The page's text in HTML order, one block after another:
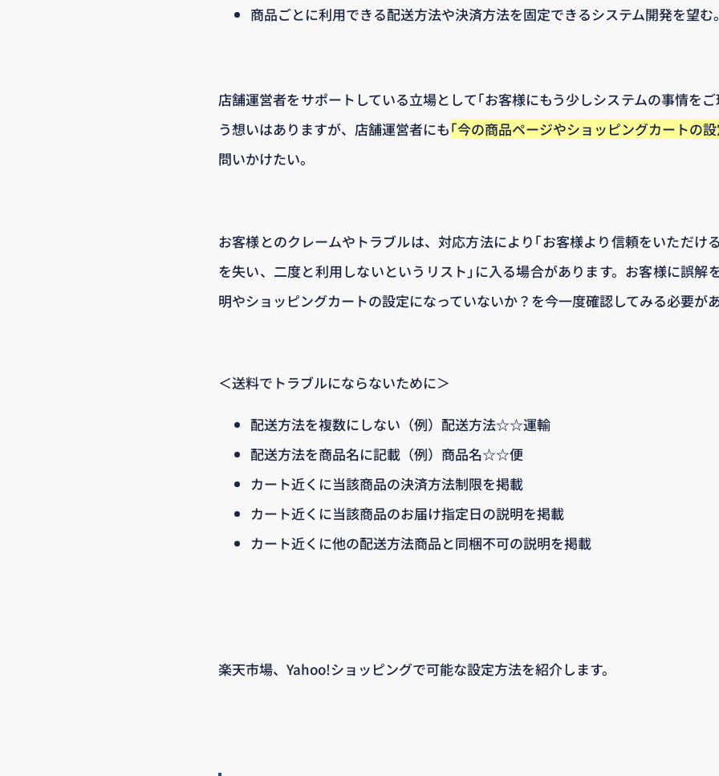
商品ごとに利用できる配送方法や決済方法を固定できるシステム開発を望む。
店舗運営者をサポートしている立場として｢お客様にもう少しシステムの事情を
う想いはありますが、店舗運営者にも｢今の商品ページやショッピングカートの
問いかけたい。
お客様とのクレームやトラブルは、対応方法により｢お客様より信頼をいただけ
を失い、二度と利用しないというリスト｣に入る場合があります。お客様に誤解
明やショッピングカートの設定になっていないか？を今一度確認してみる必要があ
＜送料でトラブルにならないために＞
配送方法を複数にしない（例）配送方法☆☆運輸
配送方法を商品名に記載（例）商品名☆☆便
カート近くに当該商品の決済方法制限を掲載
カート近くに当該商品のお届け指定日の説明を掲載
カート近くに他の配送方法商品と同梱不可の説明を掲載
楽天市場、Yahoo!ショッピングで可能な設定方法を紹介します。